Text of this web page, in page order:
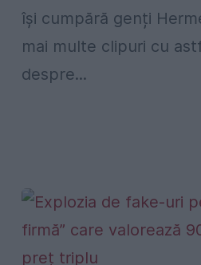
își cumpără genți
mai multe clipuri cu
despre...